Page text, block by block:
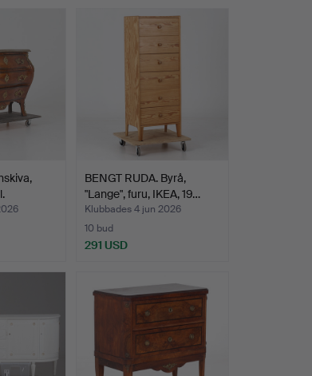
BENGT RUDA. Byrå,
"Lange", furu, IKEA, 19…
Klubbades 4 jun 2026
10 bud
291 USD